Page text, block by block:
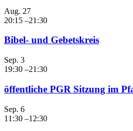
Aug. 27
20:15 –21:30
Bibel- und Gebetskreis
Sep. 3
19:30 –21:30
öffentliche PGR Sitzung im
Sep. 6
11:30 –12:30